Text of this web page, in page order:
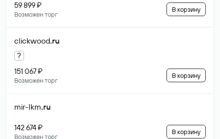
59 899 ₽
Возможен торг
В корзину
clickwood.ru
?
151 067 ₽
Возможен торг
В корзину
mir-lkm.ru
142 674 ₽
Возможен торг
В корзину